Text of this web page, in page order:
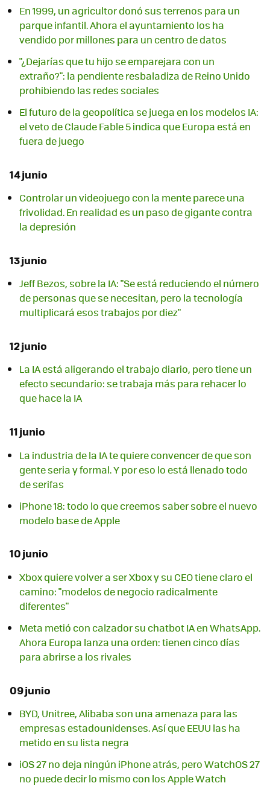
En 1999, un agricultor donó sus terrenos para un
parque infantil. Ahora el ayuntamiento los ha
vendido por millones para un centro de datos
"¿Dejarías que tu hijo se emparejara con un
extraño?": la pendiente resbaladiza de Reino Unido
prohibiendo las redes sociales
El futuro de la geopolítica se juega en los modelos IA:
el veto de Claude Fable 5 indica que Europa está en
fuera de juego
14 junio
Controlar un videojuego con la mente parece una
frivolidad. En realidad es un paso de gigante contra
la depresión
13 junio
Jeff Bezos, sobre la IA: "Se está reduciendo el número
de personas que se necesitan, pero la tecnología
multiplicará esos trabajos por diez"
12 junio
La IA está aligerando el trabajo diario, pero tiene un
efecto secundario: se trabaja más para rehacer lo
que hace la IA
11 junio
La industria de la IA te quiere convencer de que son
gente seria y formal. Y por eso lo está llenado todo
de serifas
iPhone 18: todo lo que creemos saber sobre el nuevo
modelo base de Apple
10 junio
Xbox quiere volver a ser Xbox y su CEO tiene claro el
camino: "modelos de negocio radicalmente
diferentes"
Meta metió con calzador su chatbot IA en WhatsApp.
Ahora Europa lanza una orden: tienen cinco días
para abrirse a los rivales
09 junio
BYD, Unitree, Alibaba son una amenaza para las
empresas estadounidenses. Así que EEUU las ha
metido en su lista negra
iOS 27 no deja ningún iPhone atrás, pero WatchOS 27
no puede decir lo mismo con los Apple Watch